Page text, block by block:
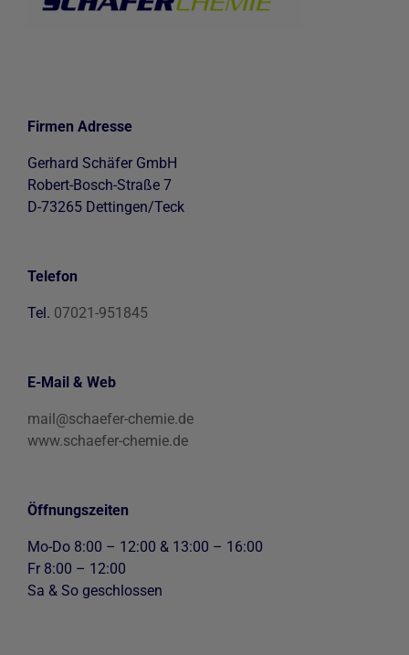
Firmen Adresse
Gerhard Schäfer GmbH
Robert-Bosch-Straße 7
D-73265 Dettingen/Teck
Telefon
Tel. 07021-951845
E-Mail & Web
mail@schaefer-chemie.de
www.schaefer-chemie.de
Öffnungszeiten
Mo-Do 8:00 – 12:00 & 13:00 – 16:00
Fr 8:00 – 12:00
Sa & So geschlossen